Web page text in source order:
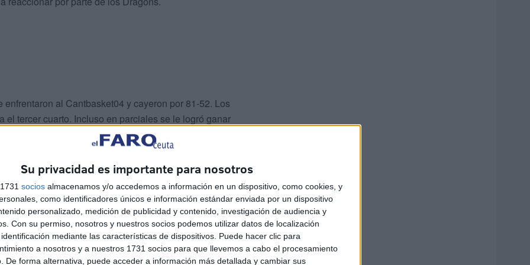
Su privacidad es importante para nosotros
socios almacenamos y/o accedemos a información en un dispositivo, como cookies, y
como identificadores únicos e información estándar enviada por un dispositivo
personalizado, medición de publicidad y contenido, investigación de audiencia y
Con su permiso, nosotros y nuestros socios podemos utilizar datos de localización
mediante las características de dispositivos. Puede hacer clic para
a nosotros y a nuestros 1731 socios para que llevemos a cabo el procesamiento
De forma alternativa, puede acceder a información más detallada y cambiar sus
al Cantbasket04 y cayeron por 81-52. Los
tercer cuarto. Incluso en parciales se le logró ganar
donde el cansancio físico y la experiencia en la
alzara con la victoria.
para nada el buen campeonato que han realizado
Camoens ha sido campeón local de la liga
gaditana, grupo B teniendo opciones de llegar a
de la misma por factores ajenos a nuestra